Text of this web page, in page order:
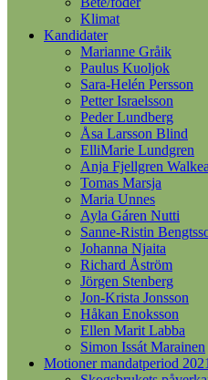
Klimat
Kandidater
Marianne Gråik
Paulus Kuoljok
Sara-Helén Persson
Petter Israelsson
Peder Lundberg
Åsa Larsson Blind
ElliMarie Lundgren
Anja Fjellgren
Tomas Marsja
Maria Unnes
Ayla Gáren Nutti
Sanne-Ristin
Johanna Njaita
Richard Åström
Jörgen Stenberg
Jon-Krista Jonsson
Håkan Enoksson
Ellen Marit Labba
Simon Issát Marainen
Motioner mandatperiod